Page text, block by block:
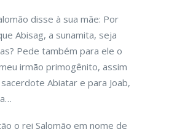
disse à sua mãe: Por
Abisag, a sunamita, seja
Pede também para ele o
irmão primogênito, assim
Abiatar e para Joab,
o rei Salomão em nome de